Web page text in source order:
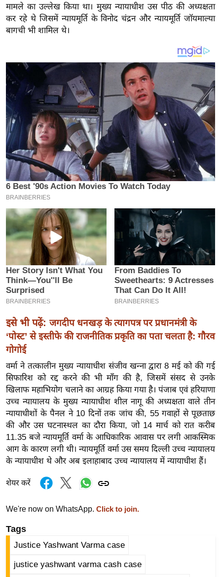
य
ब
ज
खे
ल
क्रि
के
ट
I
P
L
2
0
2
6
क्रा
इ
म
ई
-
पे
प
र
मि
सा
बे
मि
सा
ल
श
ख्सि
य
ग
डि
या
हि
मामले का उल्लेख किया था। मुख्य न्यायाधीश उस पीठ की अध्यक्षता
कर रहे थे जिसमें न्यायमूर्ति के विनोद चंद्रन और न्यायमूर्ति जॉयमाल्या
बागची भी शामिल थे।
इसे भी पढ़ें: जगदीप धनखड़ के त्यागपत्र पर प्रधानमंत्री के
‘पोस्ट’ से इस्तीफे की राजनीतिक प्रकृति का पता चलता है: गौरव
गोगोई
वर्मा ने तत्कालीन मुख्य न्यायाधीश संजीव खन्ना द्वारा 8 मई को की गई
सिफारिश को रद्द करने की भी माँग की है, जिसमें संसद से उनके
खिलाफ महाभियोग चलाने का आग्रह किया गया है। पंजाब एवं हरियाणा
उच्च न्यायालय के मुख्य न्यायाधीश शील नागू की अध्यक्षता वाले तीन
न्यायाधीशों के पैनल ने 10 दिनों तक जांच की, 55 गवाहों से पूछताछ
की और उस घटनास्थल का दौरा किया, जो 14 मार्च को रात करीब
11.35 बजे न्यायमूर्ति वर्मा के आधिकारिक आवास पर लगी आकस्मिक
आग के कारण लगी थी। न्यायमूर्ति वर्मा उस समय दिल्ली उच्च न्यायालय
के न्यायाधीश थे और अब इलाहाबाद उच्च न्यायालय में न्यायाधीश हैं।
शेयर करें
We're now on WhatsApp. Click to join.
Tags
Justice Yashwant Varma case
justice yashwant varma cash case